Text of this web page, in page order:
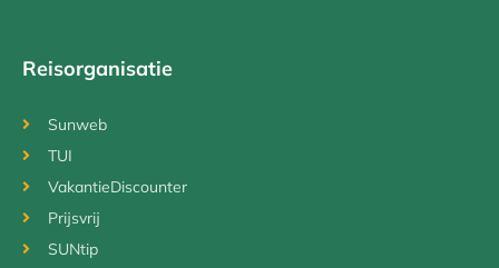
Reisorganisatie
Sunweb
TUI
VakantieDiscounter
Prijsvrij
SUNtip